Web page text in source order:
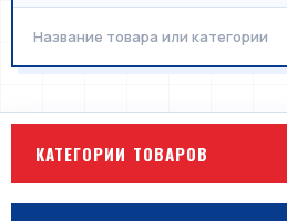
КАТЕГОРИИ ТОВАРОВ